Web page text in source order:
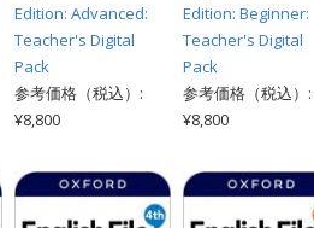
Edition: Advanced:
Teacher's Digital
Pack
参考価格（税込）:
¥8,800
Edition: Beginner:
Teacher's Digital
Pack
参考価格（税込）:
¥8,800